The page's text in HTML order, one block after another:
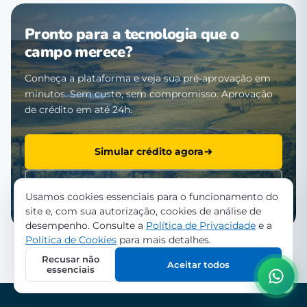
Pronto para a tecnologia que o
campo merece?
Conheça a plataforma e veja sua pré-aprovação em
minutos. Sem custo, sem compromisso. Aprovação
de crédito em até 24h.
Simular crédito agora
Usamos cookies essenciais para o funcionamento do
site e, com sua autorização, cookies de análise de
desempenho. Consulte a Política de Privacidade e a
Política de Cookies para mais detalhes.
Recusar não
essenciais
Aceitar todos